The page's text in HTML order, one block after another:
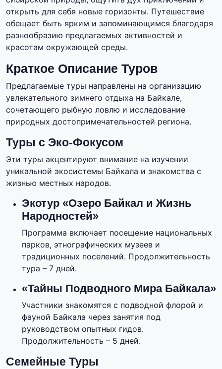
открыть для себя новые горизонты. Путешествие
обещает быть ярким и запоминающимся благодаря
разнообразию предлагаемых активностей и
красотам окружающей среды.
Краткое Описание Туров
Предлагаемые туры направлены на организацию
увлекательного зимнего отдыха на Байкале,
сочетающего рыбную ловлю и исследование
природных достопримечательностей региона.
Туры с Эко-Фокусом
Эти туры акцентируют внимание на изучении
уникальной экосистемы Байкала и знакомства с
жизнью местных народов.
Экотур «Озеро Байкал и Жизнь
Народностей»
Программа включает посещение национальных
парков, этнографических музеев и
традиционных поселений. Продолжительность
тура – 7 дней.
«Тайны Подводного Мира Байкала»
Участники знакомятся с подводной флорой и
фауной Байкала через занятия под
руководством опытных гидов.
Продолжительность – 5 дней.
Семейные Туры